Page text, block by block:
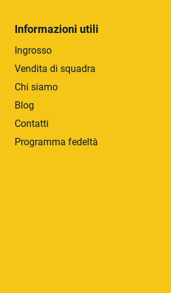
Informazioni utili
Ingrosso
Vendita di squadra
Chi siamo
Blog
Contatti
Programma fedeltà